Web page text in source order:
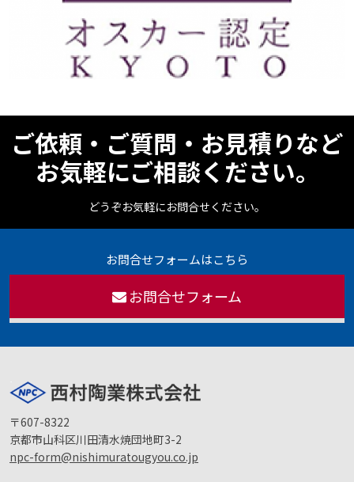
ご依頼・ご質問・お見積りなど
お気軽にご相談ください。
どうぞお気軽にお問合せください。
お問合せフォームはこちら
お問合せフォーム
〒607-8322
京都市山科区川田清水焼団地町3-2
npc-form@nishimuratougyou.co.jp